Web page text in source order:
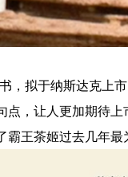
，拟于纳斯达克上
，让人更加期待上
王茶姬过去几年最